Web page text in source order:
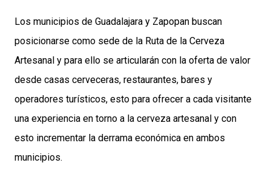
Los municipios de Guadalajara y Zapopan buscan
posicionarse como sede de la Ruta de la Cerveza
Artesanal y para ello se articularán con la oferta de valor
desde casas cerveceras, restaurantes, bares y
operadores turísticos, esto para ofrecer a cada visitante
una experiencia en torno a la cerveza artesanal y con
esto incrementar la derrama económica en ambos
municipios.